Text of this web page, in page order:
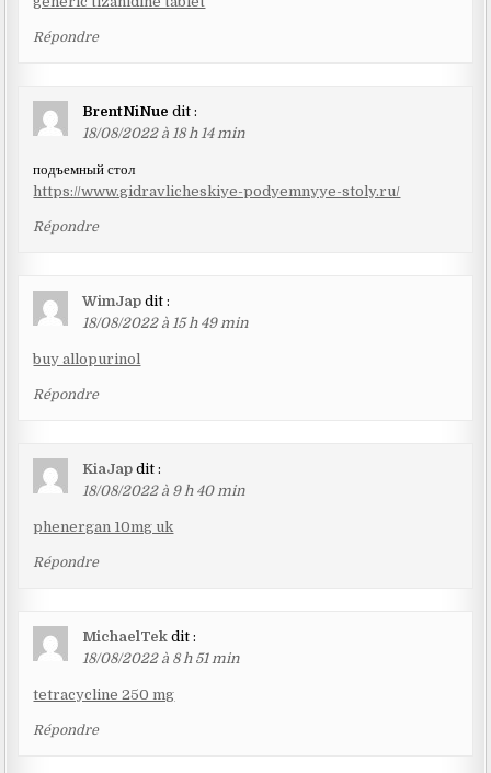
Répondre
BrentNiNue dit :
18/08/2022 à 18 h 14 min
подъемный стол
https://www.gidravlicheskiye-podyemnyye-stoly.ru/
Répondre
WimJap dit :
18/08/2022 à 15 h 49 min
buy allopurinol
Répondre
KiaJap dit :
18/08/2022 à 9 h 40 min
phenergan 10mg uk
Répondre
MichaelTek dit :
18/08/2022 à 8 h 51 min
tetracycline 250 mg
Répondre